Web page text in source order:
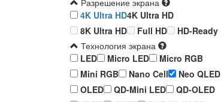
Разрешение экрана
4K Ultra HD4K Ultra HD
8K Ultra HD
Full HD
HD-Ready
Технология экрана
LED
Micro LED
Micro RGB
Mini RGB
Nano Cell
Neo QLED
OLED
QD-Mini LED
QD-OLED